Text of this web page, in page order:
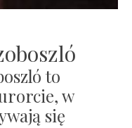
to
w
się